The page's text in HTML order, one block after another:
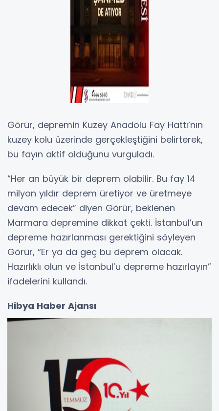
Görür, depremin Kuzey Anadolu Fay Hattı’nın
kuzey kolu üzerinde gerçekleştiğini belirterek,
bu fayın aktif olduğunu vurguladı.
“Her an büyük bir deprem olabilir. Bu fay 14
milyon yıldır deprem üretiyor ve üretmeye
devam edecek” diyen Görür, beklenen
Marmara depremine dikkat çekti. İstanbul’un
depreme hazırlanması gerektiğini söyleyen
Görür, “Er ya da geç bu deprem olacak.
Hazırlıklı olun ve İstanbul’u depreme hazırlayın”
ifadelerini kullandı.
Hibya Haber Ajansı